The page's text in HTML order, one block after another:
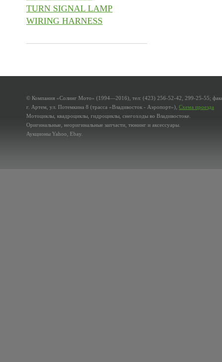
TURN SIGNAL LAMP
WIRING HARNESS
© Компания «Солинг Мото» (1994—2016), тел: (423) 256-52-42, 299-25-55;
г. Артем, ул. Потемкина 8 (трасса «Владивосток - Аэропорт»), Схема проезда
Мотоциклы, квадроциклы, гидроциклы, снегоходы во Владивостоке.
Оригинальные, неоригинальные запчасти, тюнинг и аксессуары.
Аукционы Yahoo, Ebay.